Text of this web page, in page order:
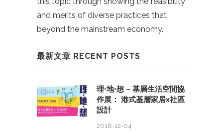
and merits of diverse practices that
beyond the mainstream economy.
最新文章 RECENT POSTS
理•地•想 – 基層生活空間協
作展： 港式基層家居x社區
設計
2018-12-04